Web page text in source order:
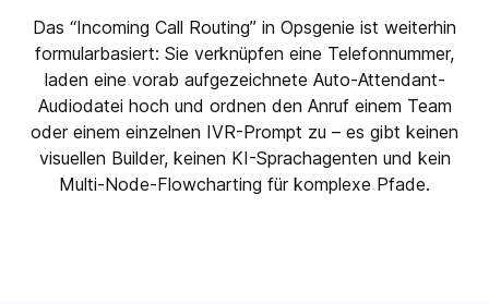
Das “Incoming Call Routing” in Opsgenie ist weiterhin
formularbasiert: Sie verknüpfen eine Telefonnummer,
laden eine vorab aufgezeichnete Auto-Attendant-
Audiodatei hoch und ordnen den Anruf einem Team
oder einem einzelnen IVR-Prompt zu – es gibt keinen
visuellen Builder, keinen KI-Sprachagenten und kein
Multi-Node-Flowcharting für komplexe Pfade.